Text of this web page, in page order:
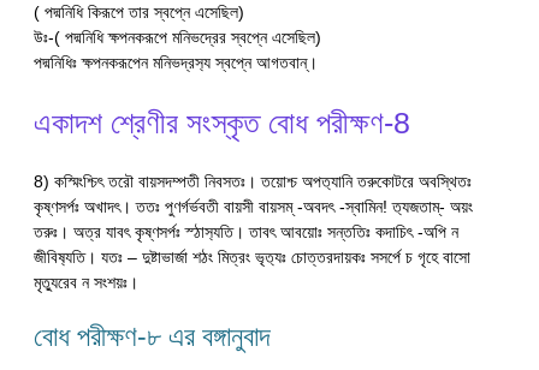
( পদ্মনিধি কিরূপে তার স্বপ্নে এসেছিল)
উঃ-( পদ্মনিধি ক্ষপনকরূপে মনিভদ্রের স্বপ্নে এসেছিল)
পদ্মনিধিঃ ক্ষপনকরূপেন মনিভদ্রস‍্য স্বপ্নে আগতবান্।
একাদশ শ্রেণীর সংস্কৃত বোধ পরীক্ষণ-8
8) কস্মিংশ্চিৎ তরৌ বায়সদম্পতী নিবসতঃ। তয়োশ্চ অপত‍্যানি তরুকোটরে অবস্থিতঃ
কৃষ্ণসর্পঃ অখাদ‍‍ৎ। ততঃ পুণর্গর্ভবতী বায়সী বায়সম্ -অবদৎ -স্বামিন! ত‍্যজতাম্- অয়ং
তরুঃ। অত্র যাবৎ কৃষ্ণসর্পঃ স্ঠাস‍্যতি। তাবৎ আবয়োঃ সন্ততিঃ কদাচিৎ -অপি ন
জীবিষ‍্যতি। যতঃ – দুষ্টাভার্জা শঠং মিত্রং ভৃত‍্যঃ চোত্তরদায়কঃ সসর্পে চ গৃহে বাসো
মৃত‍্যুরেব ন সংশয়ঃ।
বোধ পরীক্ষণ-৮ এর বঙ্গানুবাদ